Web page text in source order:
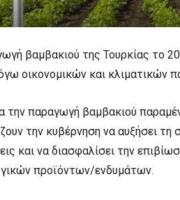
βαμβακιού της Τουρκίας το
οικονομικών και κλιματικών
την παραγωγή βαμβακιού
την κυβέρνηση να αυξήσει
και να διασφαλίσει την
προϊόντων/ενδυμάτων.